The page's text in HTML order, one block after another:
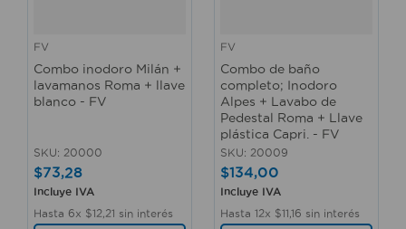
FV
Combo inodoro Milán +
lavamanos Roma + llave
blanco - FV
SKU: 20000
$73,28
Incluye IVA
Hasta 6x $12 21 sin interés
FV
Combo de baño
completo; Inodoro
Alpes + Lavabo de
Pedestal Roma + Llave
plástica Capri. - FV
SKU: 20009
$134,00
Incluye IVA
Hasta 12x $11 16 sin interés